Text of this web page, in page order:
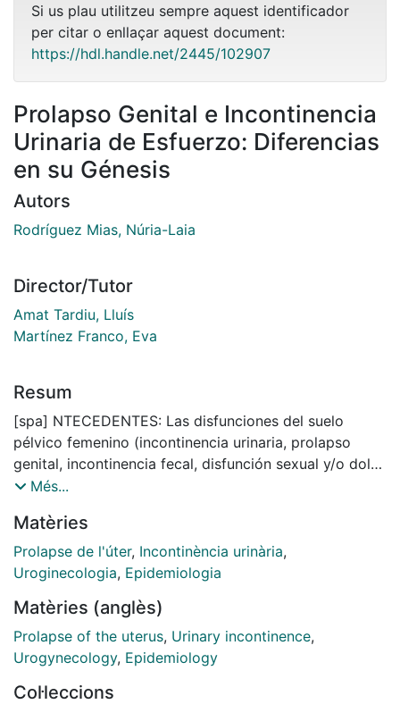
Si us plau utilitzeu sempre aquest identificador
per citar o enllaçar aquest document:
https://hdl.handle.net/2445/102907
Prolapso Genital e Incontinencia
Urinaria de Esfuerzo: Diferencias
en su Génesis
Autors
Rodríguez Mias, Núria-Laia
Director/Tutor
Amat Tardiu, Lluís
Martínez Franco, Eva
Resum
[spa] NTECEDENTES: Las disfunciones del suelo
pélvico femenino (incontinencia urinaria, prolapso
genital, incontinencia fecal, disfunción sexual y/o dolor
pélvico) constituyen, en la actualidad, un problema
han publicado muchos estudios sobre su incidencia,
diagnóstico y tratamiento, pero existe poca evidencia
sobre los factores epidemiológicos y la fisiopatología
consideraba un origen común para las dos entidades
más frecuentes, incontinencia urinaria de esfuerzo
(IUE) y el prolapso genital (POP). Recientes estudios
algunos factores determinados que condicionarían su
Més...
Matèries
Prolapse de l'úter, Incontinència urinària,
Uroginecologia, Epidemiologia
Matèries (anglès)
Prolapse of the uterus, Urinary incontinence,
Urogynecology, Epidemiology
Col·leccions